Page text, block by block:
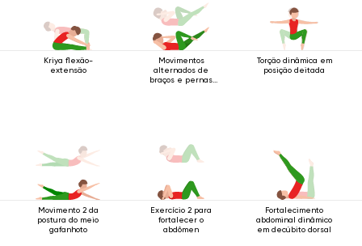
Kriya flexão-
extensão
Movimentos
alternados de
braços e pernas
Torção dinâmica em
posição deitada
Movimento 2 da
postura do meio
gafanhoto
Exercício 2 para
fortalecer o
abdômen
Fortalecimento
abdominal dinâmico
em decúbito dorsal